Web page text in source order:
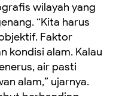
wilayah yang
“Kita harus
Faktor
kondisi alam. Kalau
air pasti
alam,” ujarnya.